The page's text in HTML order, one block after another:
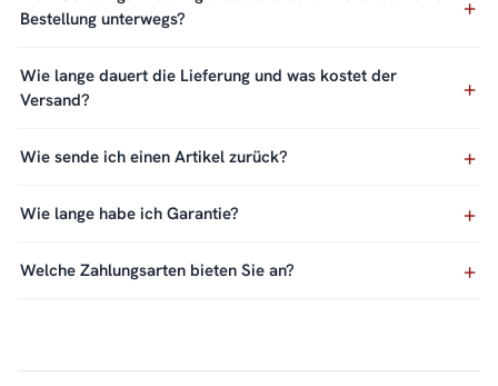
Bestellung unterwegs?
Wie lange dauert die Lieferung und was kostet der
Versand?
Wie sende ich einen Artikel zurück?
Wie lange habe ich Garantie?
Welche Zahlungsarten bieten Sie an?